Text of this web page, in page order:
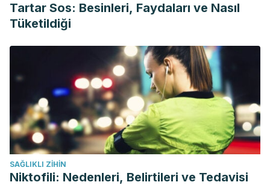
Tartar Sos: Besinleri, Faydaları ve Nasıl
Tüketildiği
SAĞLIKLI ZIHIN
Niktofili: Nedenleri, Belirtileri ve Tedavisi